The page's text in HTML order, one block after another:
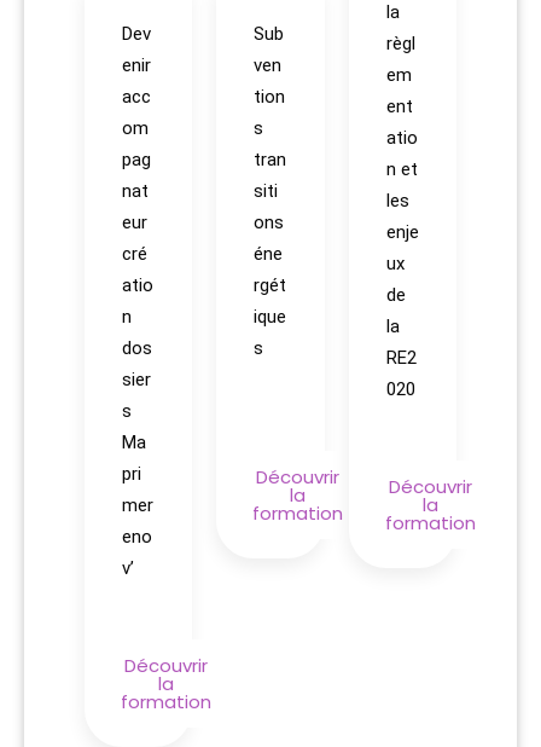
Dev
enir
acc
om
pag
nat
eur
cré
atio
n
dos
sier
s
Ma
pri
mer
eno
v’
Découvrir
la
formation
Sub
ven
tion
s
tran
siti
ons
éne
rgét
ique
s
Découvrir
la
formation
la
règl
em
ent
atio
n et
les
enje
ux
de
la
RE2
020
Découvrir
la
formation